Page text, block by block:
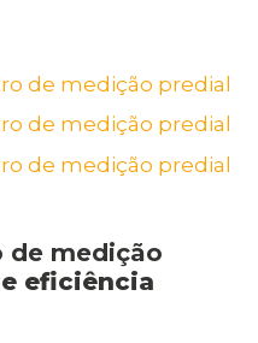
de medição
eficiência